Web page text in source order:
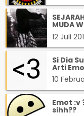
MUDA
12 Juli
Si Dia
Arti
10
Emot :v
sihh??